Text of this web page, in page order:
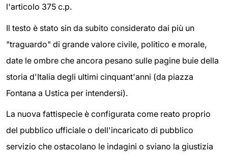
l'articolo 375 c.p.
Il testo è stato sin da subito considerato dai più un
"traguardo" di grande valore civile, politico e morale,
date le ombre che ancora pesano sulle pagine buie della
storia d'Italia degli ultimi cinquant'anni (da piazza
Fontana a Ustica per intendersi).
La nuova fattispecie è configurata come reato proprio
del pubblico ufficiale o dell'incaricato di pubblico
servizio che ostacolano le indagini o sviano la giustizia